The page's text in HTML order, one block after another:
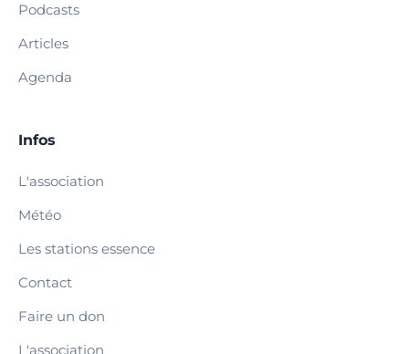
Podcasts
Articles
Agenda
Infos
L'association
Météo
Les stations essence
Contact
Faire un don
L'association